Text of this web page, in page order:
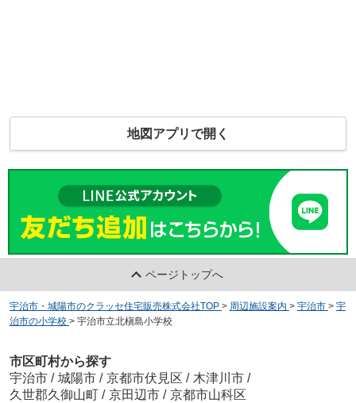
地図アプリで開く
ページトップへ
宇治市・城陽市のクラッセ住宅販売株式会社TOP > 周辺施設案内 > 宇治市 > 宇
治市の小学校 > 宇治市立北槇島小学校
市区町村から探す
宇治市 / 城陽市 / 京都市伏見区 / 木津川市 /
久世郡久御山町 / 京田辺市 / 京都市山科区